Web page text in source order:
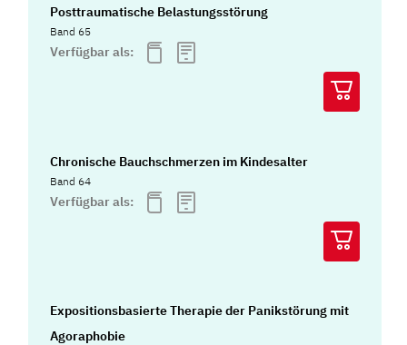
Posttraumatische Belastungsstörung
Band 65
Verfügbar als:
Chronische Bauchschmerzen im Kindesalter
Band 64
Verfügbar als:
Expositionsbasierte Therapie der Panikstörung mit
Agoraphobie